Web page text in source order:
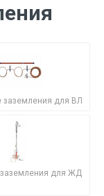
заземления для ВЛ
заземления для ЖД